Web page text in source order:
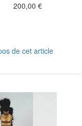
200,00 €
de cet article